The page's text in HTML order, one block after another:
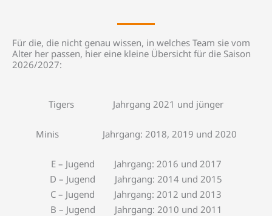
Für die, die nicht genau wissen, in welches Team sie vom
Alter her passen, hier eine kleine Übersicht für die Saison
2026/2027:
Tigers Jahrgang 2021 und jünger
MinisJahrgang: 2018, 2019 und 2020
E – Jugend Jahrgang: 2016 und 2017
D – Jugend Jahrgang: 2014 und 2015
C – Jugend Jahrgang: 2012 und 2013
B – Jugend Jahrgang: 2010 und 2011